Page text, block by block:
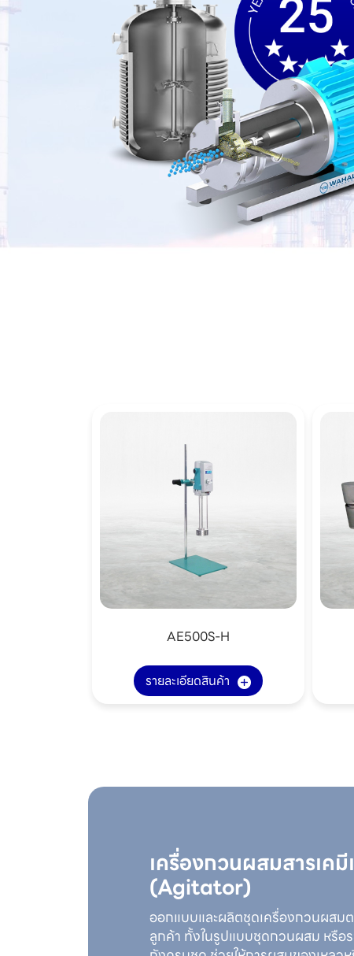
AE500S-H
รายละเอียดสินค้า
เครื่องกวนผสมสารเค
(Agitator)
ออกแบบและผลิตชุดเครื่องกวนผสม
ลูกค้า ทั้งในรูปแบบชุดกวนผสม หรือ